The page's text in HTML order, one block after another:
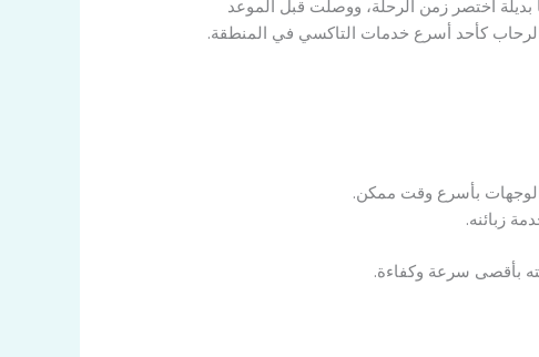
اختصر زمن الرحلة، ووصلت قبل الموعد
كأحد أسرع خدمات التاكسي في المنطقة.
بأسرع وقت ممكن.
زبائنه.
بأقصى سرعة وكفاءة.